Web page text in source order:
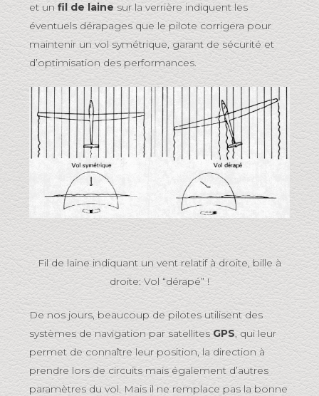
et unfil de laine sur la verrière indiquent les
éventuels dérapages que le pilote corrigera pour
maintenir un vol symétrique, garant de sécurité et
d’optimisation des performances.
Fil de laine indiquant un vent relatif à droite, bille à
droite: Vol “dérapé” !
De nos jours, beaucoup de pilotes utilisent des
systèmes de navigation par satellitesGPS , qui leur
permet de connaître leur position, la direction à
prendre lors de circuits mais également d’autres
paramètres du vol. Mais il ne remplace pas la bonne